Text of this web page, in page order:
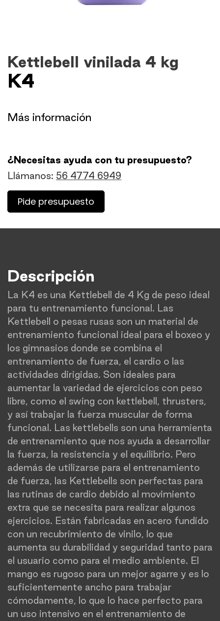
Kettlebell vinilada 4 kg
K4
​Más información
¿Necesitas ayuda con tu presupuesto?
Llámanos: 56 4774 6949
Pide presupuesto
Descripción
La K4 es una Kettlebell de 4 Kg de peso ideal
para tu entrenamiento funcional. Las
Kettlebell o pesas rusas son un material de
entrenamiento funcional ideal para el boxeo y
los gimnasios donde se combina el
entrenamiento de fuerza, el cardio o las
actividades dirigidas. Son ideales para
aumentar la variedad de ejercicios con peso
libre, como el swing con kettlebell, thrusters,
y así trabajar la fuerza muscular de forma
funcional. Las kettlebells son una herramienta
de entrenamiento que nos ayuda a desarrollar
la fuerza, la resistencia y el equilibrio. Pero
además de utilizarse para el entrenamiento
de fuerza, las Kettlebells son perfectas para
las rutinas de cardio debido al movimiento
extra que se necesita para realizar algunos
ejercicios. Están fabricadas en acero fundido
con un recubrimiento de vinilo, lo que
aumenta su durabilidad y seguridad tanto para
el usuario como para el medio ambiente. El
mango es rugoso para un mejor agarre y es lo
suficientemente ancho para trabajar
cómodamente, lo que lo hace perfecto para
un uso intensivo en el entrenamiento de